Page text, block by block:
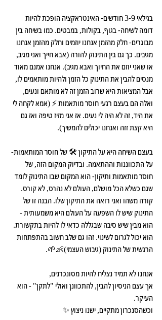
בגילאי 3-9 חודשים- האינטראקציה הופכת להיות
דומה לשיחה- בגוף, בקולות, במבטים. כמו בשיחה בין
מבוגרים- חלק מהזמן אנחנו יוזמים וחלק מהזמן אנחנו
מגיבים. כך גם בין התינוק להורה (אבא חייך ואני מגיב,
או שאני יוזם את החיוך ואבא מגיב). אנחנו אמנם מאוד
מנסים להבין את התינוק כל הזמן ולהיות מותאמים לו,
אבל המציאות היא שרוב הזמן זה לא מותאם ונעים,
ואלה הם בעצם רגעי חוסר מותאמות ⚡️ (אמא לקחה לי
את היד, זה לא היה לי נעים. אז אני מזיז טיפה ואז גם
היא קצת זזה ואנחנו יכולים להמשיך).
בעצם השיחה היא על התיקון 🛠 של חוסר המותאמות-
על התכווננות וההתאמה. ובדיוק המקום הזה, של
חוסר מותאמות ותיקון- הוא המקום שבו התינוק לומד
שגם כשלא הכל מושלם, העולם לא נהרס, לא קורס.
קורה משהו ואני רואה את התיקון שלו. הבנה זו של
התינוק שיש לו השפעה על העולם היא משמעותית -
הוא מבין שיש סיבה שבגללה כדאי לו להיות בתקשורת.
הוא יכול לגרום לשינוי. זהו גם שלב חשוב בהתפתחות
הרגשית של התינוק (גיבוש העצמי)👶🌱.
אנחנו לא תמיד נצליח להיות מסונכרנים,
אך עצם הניסיון להבין, להתכוונן ואולי "לתקן" - הוא
העיקר.
וכשהסנכרון מתקיים, ישנו ניצוץ ✨